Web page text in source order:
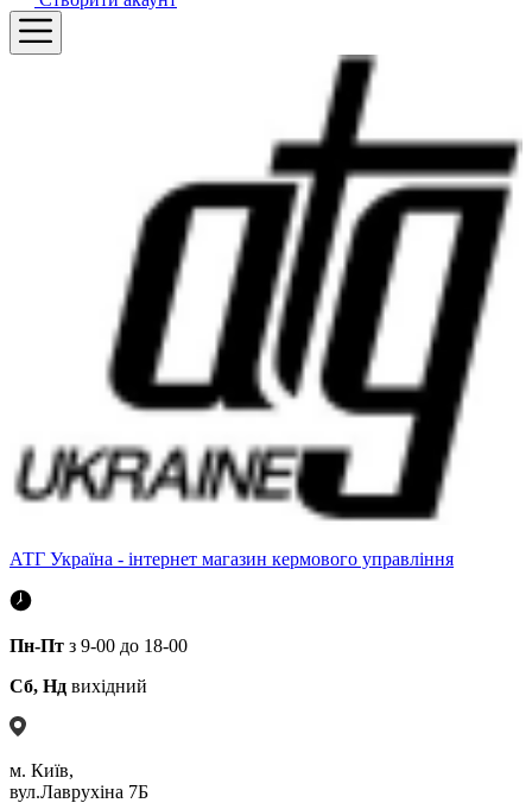
АТГ Україна - інтернет магазин кермового управління
Пн-Пт з 9-00 до 18-00
Сб, Нд вихідний
м. Київ,
вул.Лаврухіна 7Б